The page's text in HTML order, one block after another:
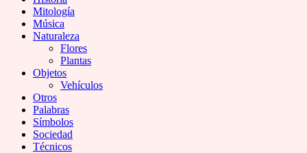
Mitología
Música
Naturaleza
Flores
Plantas
Objetos
Vehículos
Otros
Palabras
Símbolos
Sociedad
Técnicos